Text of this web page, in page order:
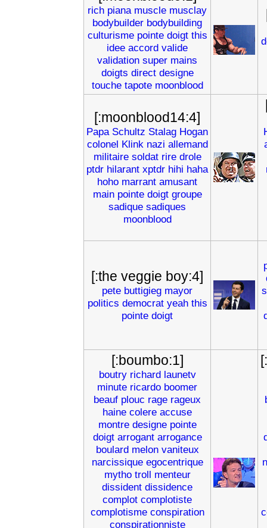
rich piana muscle musclay
bodybuilder bodybuilding
culturisme pointe doigt this
idee accord valide
validation super mains
doigts direct designe
touche tapote moonblood
[:moonblood14:4]
Papa Schultz Stalag Hogan
colonel Klink nazi allemand
militaire soldat rire drole
ptdr hilarant xptdr hihi haha
hoho marrant amusant
main pointe doigt groupe
sadique sadiques
moonblood
[:the veggie boy:4]
pete buttigieg mayor
politics democrat yeah this
pointe doigt
[:boumbo:1]
boutry richard launetv
minute ricardo boomer
beauf plouc rage rageux
haine colere accuse
montre designe pointe
doigt arrogant arrogance
boulard melon vaniteux
narcissique egocentrique
mytho troll menteur
dissident dissidence
complot complotiste
complotisme conspiration
conspirationniste